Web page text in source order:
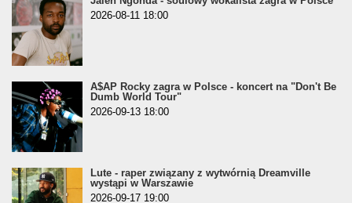
2026-08-11 18:00
A$AP Rocky zagra w Polsce - koncert na "Don't Be
Dumb World Tour"
2026-09-13 18:00
Lute - raper związany z wytwórnią Dreamville
wystąpi w Warszawie
2026-09-17 19:00